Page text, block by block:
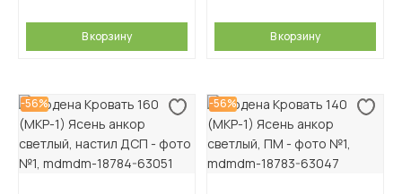
В корзину В корзину
-56% -56%